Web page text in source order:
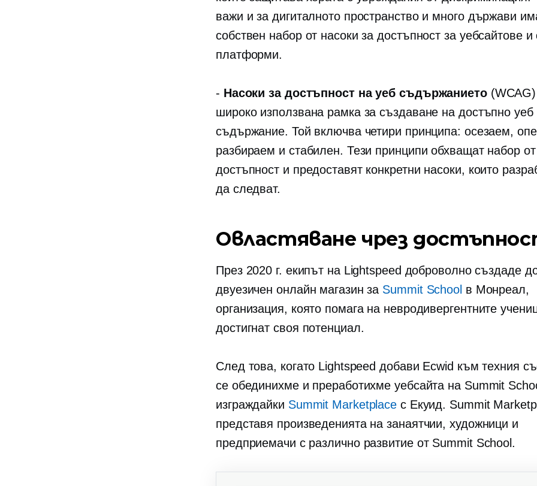
важи и за дигиталното пространство и много държави
собствен набор от насоки за достъпност за уебсайтове
платформи.
- Насоки за достъпност на уеб съдържанието
широко използвана рамка за създаване на достъпно уеб
съдържание. Той включва четири принципа: осезаем,
разбираем и стабилен. Тези принципи обхващат набор
достъпност и предоставят конкретни насоки, които
да следват.
Овластяване чрез
През 2020 г. екипът на Lightspeed доброволно създаде
двуезичен онлайн магазин за Summit School в Монреал,
организация, която помага на невродивергентните
достигнат своя потенциал.
След това, когато Lightspeed добави Ecwid към техния
се обединихме и преработихме уебсайта на Summit
изграждайки Summit Marketplace с Екуид. Summit
представя произведенията на занаятчии, художници и
предприемачи с различно развитие от Summit School.